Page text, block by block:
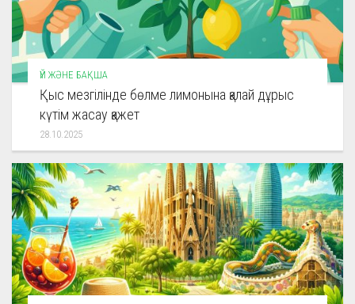
ҮЙ ЖӘНЕ БАҚША
Қыс мезгілінде бөлме лимонына қалай дұрыс
күтім жасау қажет
28.10.2025